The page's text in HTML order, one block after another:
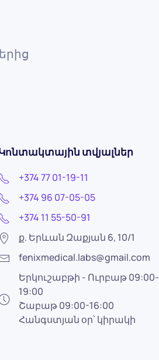
տվյալներ
+374 77 01-19-11
+374 96 07-05-05
+374 11 55-50-91
ք. Երևան Զաքյան 6, 10/1
fenixmedical.labs@gmail.com
Երկուշաբթի - Ուրբաթ 09:00-
19:00
Շաբաթ 09:00-16:00
Հանգստյան օր՝ կիրակի